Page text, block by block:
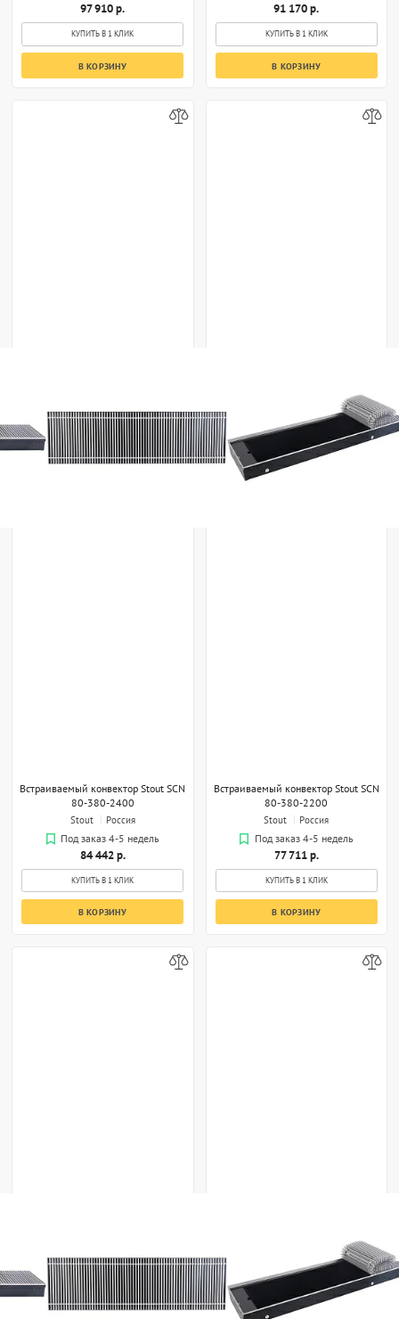
97 910 р.
КУПИТЬ В 1 КЛИК
В КОРЗИНУ
91 170 р.
КУПИТЬ В 1 КЛИК
В КОРЗИНУ
Встраиваемый конвектор Stout SCN
80-380-2400
Stout
Россия
Под заказ 4-5 недель
84 442 р.
КУПИТЬ В 1 КЛИК
В КОРЗИНУ
Встраиваемый конвектор Stout SCN
80-380-2200
Stout
Россия
Под заказ 4-5 недель
77 711 р.
КУПИТЬ В 1 КЛИК
В КОРЗИНУ